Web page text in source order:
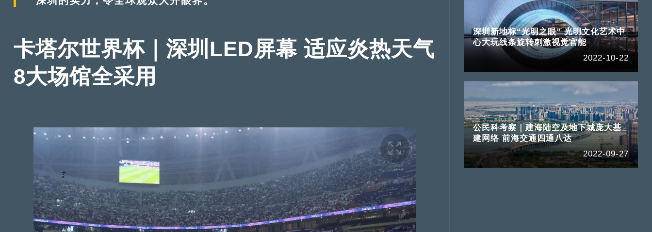
卡塔尔世界杯｜深圳LED屏幕 适应炎热天气
8大场馆全采用
深圳新地标“光明之眼” 光明文化艺术中
心大玩线条旋转刺激视觉官能
2022-10-22
公民科考察｜建海陆空及地下城庞大基
建网络 前海交通四通八达
2022-09-27